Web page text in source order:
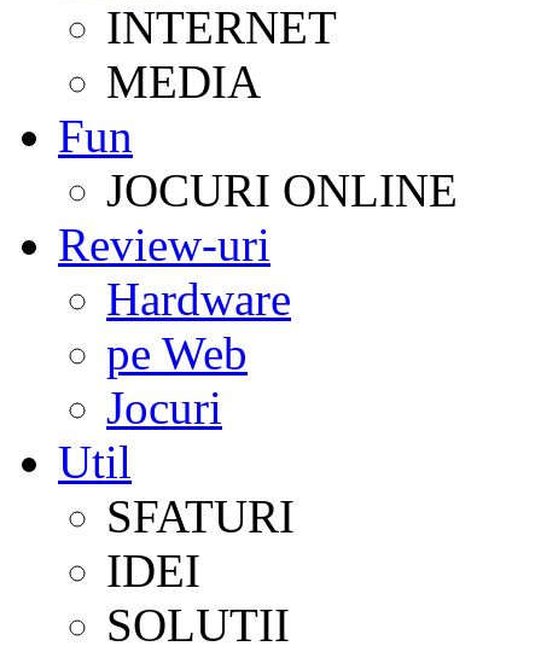
INTERNET
MEDIA
Fun
JOCURI ONLINE
Review-uri
Hardware
pe Web
Jocuri
Util
SFATURI
IDEI
SOLUTII